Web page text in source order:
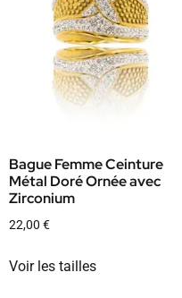
Bague Femme Ceinture
Métal Doré Ornée avec
Zirconium
22,00 €
Voir les tailles